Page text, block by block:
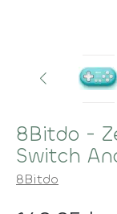
8Bitdo -
Switch
8Bitdo